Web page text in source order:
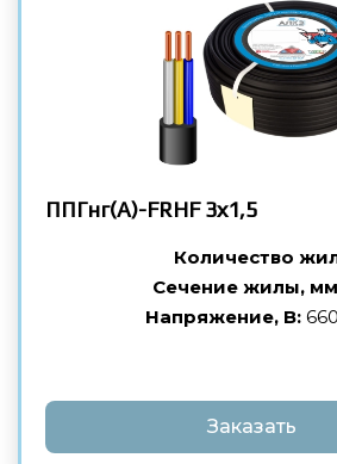
ППГнг(А)-FRHF3х1,5
Количество
Сечение жилы,
Напряжение, В:
Заказать